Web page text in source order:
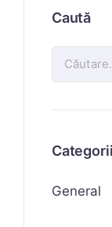
Caută
Categorii
General